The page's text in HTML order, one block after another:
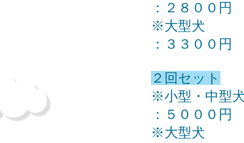
：２８００円
※大型犬
：３３００円
２回セット
※小型・中型
：５０００円
※大型犬